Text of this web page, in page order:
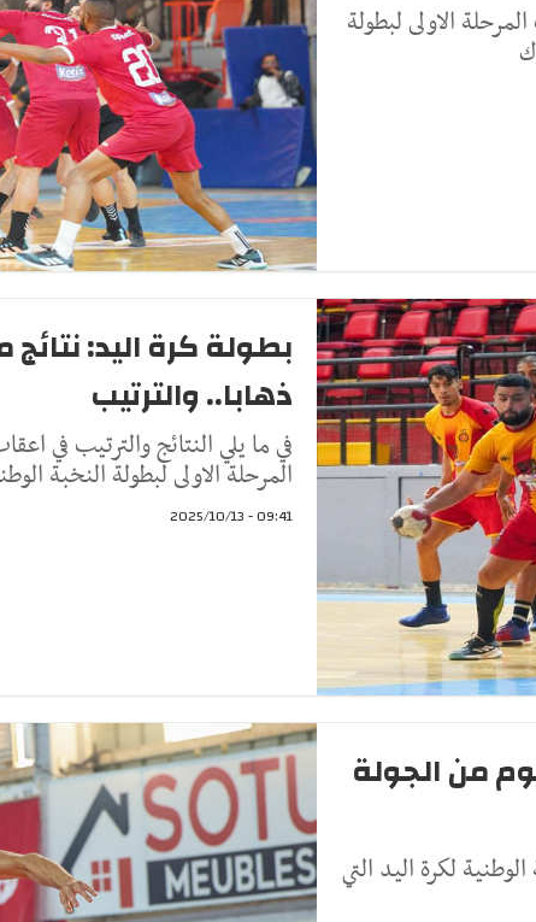
الاولى لبطولة
بطولة كرة اليد:
ذهابا.. والترتيب
في ما يلي النتائج والترتيب في
المرحلة الاولى لبطولة النخبة
09:41 - 2025/10/13
من الجولة
لكرة اليد التي